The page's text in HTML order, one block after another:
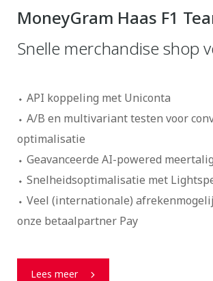
MoneyGram Haas F1
Snelle merchandise shop
API koppeling met Uniconta
A/B en multivariant testen voor
optimalisatie
Geavanceerde AI-powered
Snelheidsoptimalisatie met
Veel (internationale)
onze betaalpartner Pay
Lees meer